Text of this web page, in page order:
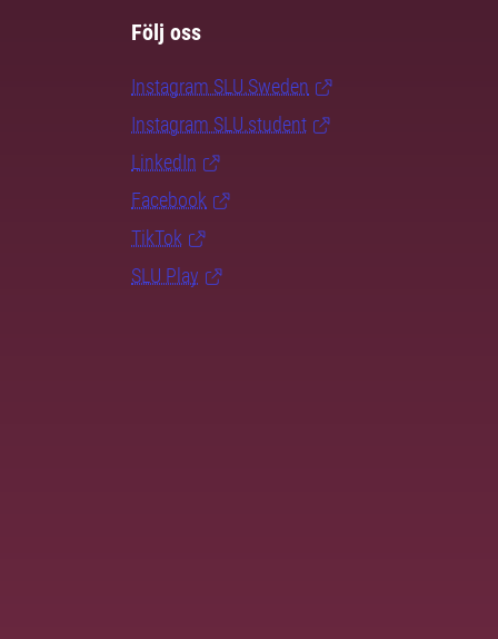
Följ oss
Instagram SLU.Sweden
Instagram SLU.student
LinkedIn
Facebook
TikTok
SLU Play